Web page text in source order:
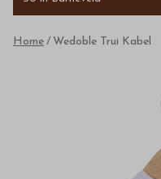
Home Wedoble Trui Kabel